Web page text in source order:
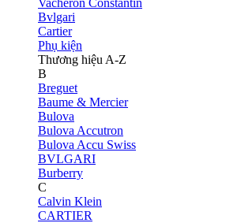
Vacheron Constantin
Bvlgari
Cartier
Phụ kiện
Thương hiệu A-Z
B
Breguet
Baume & Mercier
Bulova
Bulova Accutron
Bulova Accu Swiss
BVLGARI
Burberry
C
Calvin Klein
CARTIER